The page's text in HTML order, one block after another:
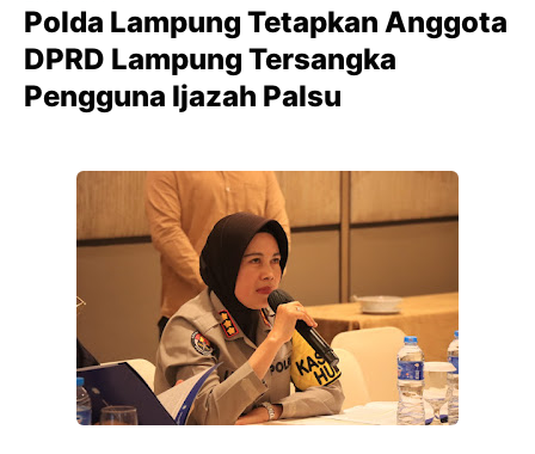
Polda Lampung Tetapkan Anggota
DPRD Lampung Tersangka
Pengguna Ijazah Palsu